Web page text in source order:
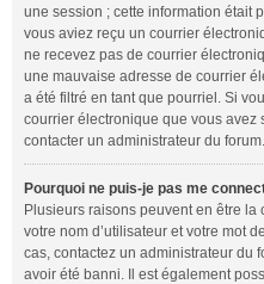
une session ; cette information était
vous aviez reçu un courrier
ne recevez pas de courrier
une mauvaise adresse de courrier
a été filtré en tant que pourriel. Si
courrier électronique que vous avez
contacter un administrateur du forum.
Pourquoi ne puis-je pas me
Plusieurs raisons peuvent en être la
votre nom d’utilisateur et votre mot
cas, contactez un administrateur du
avoir été banni. Il est également